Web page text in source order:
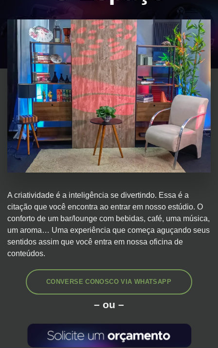
A criatividade é a inteligência se divertindo. Essa é a
citação que você encontra ao entrar em nosso estúdio. O
conforto de um bar/lounge com bebidas, café, uma música,
um aroma… Uma experiência que começa aguçando seus
sentidos assim que você entra em nossa oficina de
conteúdos.
CONVERSE CONOSCO VIA WHATSAPP
– ou –